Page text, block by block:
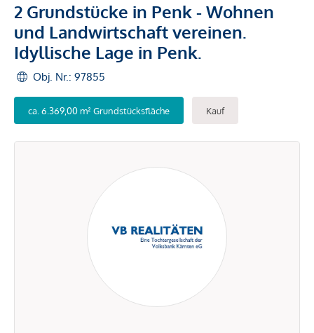
2 Grundstücke in Penk - Wohnen
und Landwirtschaft vereinen.
Idyllische Lage in Penk.
Obj. Nr.: 97855
ca. 6.369,00 m² Grundstücksfläche Kauf